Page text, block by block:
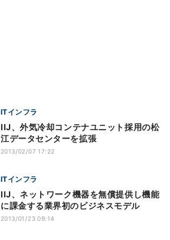
ITインフラ
IIJ、外気冷却コンテナユニット採用の松
江データセンターを拡張
2013/02/07 17:22
ITインフラ
IIJ、ネットワーク機器を無償提供し機能
に課金する業界初のビジネスモデル
2013/01/23 09:14